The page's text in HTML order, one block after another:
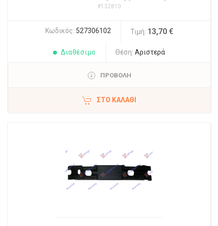
#132810
Κωδικός: 527306102 Τιμή: 13,70 €
Διαθέσιμο Θέση: Αριστερά
ΠΡΟΒΟΛΗ
ΣΤΟ ΚΑΛΆΘΙ